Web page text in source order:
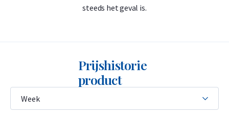
Het unieke van de 5 x 1 gram combibar is dat deze goudbaar,
kan worden gebroken dankzij de vooraf aangebrachte
breekpunten. Zo kunt u exact één gram afbreken, zonder
enig verlies van goud. Elk afzonderlijk baartje is voorzien van
de officiële stempel van de producent, met daarop het
steeds het geval is.
Prijshistorie
product